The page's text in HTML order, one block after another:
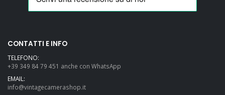
CONTATTI E INFO
TELEFONO:
+39 349 84 79 451 anche con WhatsApp
EMAIL:
info@vintagecamerashop.it